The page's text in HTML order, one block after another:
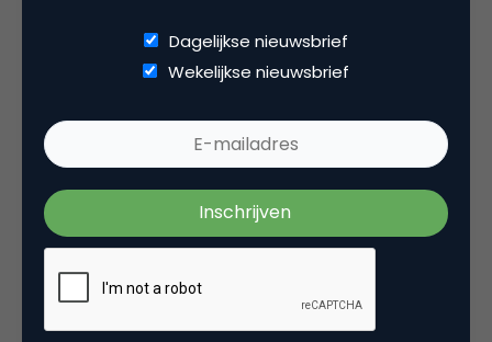
Deel dit artikel
Redactie
Hoofdredactie bijMarketingfacts
De postings op de site worden door de redactie
beoordeeld en ingepland en als we er tijd voor
vinden, schrijven we zelf een artikel. Als redactie
Dagelijkse nieuwsbrief
Wekelijkse nieuwsbrief